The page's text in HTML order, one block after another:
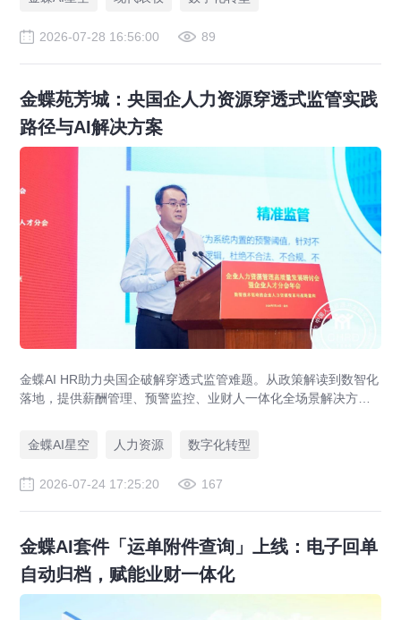
2026-07-28 16:56:00 89
金蝶苑芳城：央国企人力资源穿透式监管实践
路径与AI解决方案
金蝶AI HR助力央国企破解穿透式监管难题。从政策解读到数智化
落地，提供薪酬管理、预警监控、业财人一体化全场景解决方
金蝶AI星空
人力资源 数字化转型
2026-07-24 17:25:20 167
金蝶AI套件「运单附件查询」上线：电子回单
自动归档，赋能业财一体化